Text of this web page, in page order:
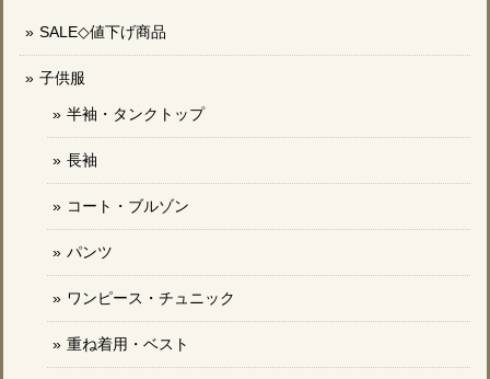
SALE◇値下げ商品
子供服
半袖・タンクトップ
長袖
コート・ブルゾン
パンツ
ワンピース・チュニック
重ね着用・ベスト